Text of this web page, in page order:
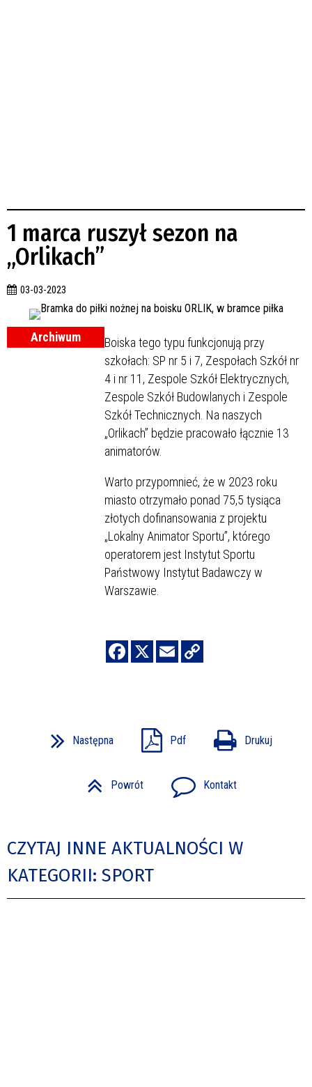
1 marca ruszył sezon na
„Orlikach”
03-03-2023
Archiwum
Boiska tego typu funkcjonują przy
szkołach: SP nr 5 i 7, Zespołach Szkół nr
4 i nr 11, Zespole Szkół Elektrycznych,
Zespole Szkół Budowlanych i Zespole
Szkół Technicznych. Na naszych
„Orlikach” będzie pracowało łącznie 13
animatorów.
Warto przypomnieć, że w 2023 roku
miasto otrzymało ponad 75,5 tysiąca
złotych dofinansowania z projektu
„Lokalny Animator Sportu”, którego
operatorem jest Instytut Sportu
Państwowy Instytut Badawczy w
Warszawie.
Następna Pdf Drukuj
Powrót Kontakt
CZYTAJ INNE AKTUALNOŚCI W
KATEGORII: SPORT